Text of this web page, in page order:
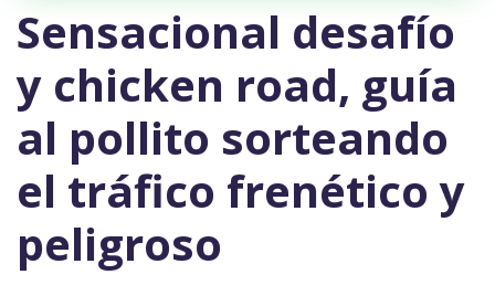
Sensacional desafío
y chicken road, guía
al pollito sorteando
el tráfico frenético y
peligroso